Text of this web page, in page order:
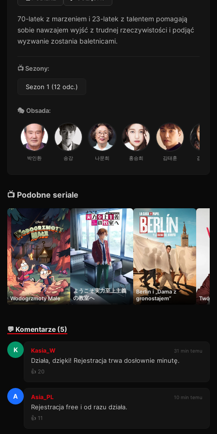
50 min · Sezon 1
12 Odcinek 12
53 min · Sezon 1
70-latek z marzeniem i 23-latek z talentem pomagają
sobie nawzajem wyjść z trudnej rzeczywistości i podjąć
wyzwanie zostania baletnicami.
📺 Sezony:
Sezon 1 (12 odc.)
🎭 Obsada:
박인환 송강 나문희 홍승희 김태훈 김수진
📺 Podobne seriale
Wodogrzmoty Małe
ようこそ実力至上主義
の教室へ
Berlin i „Dama z
gronostajem”
Twój
💬 Komentarze (5)
K Kasia_W 31 min temu
Działa, dzięki! Rejestracja trwa dosłownie minutę.
👍 20
A Asia_PL 10 min temu
Rejestracja free i od razu działa.
👍 11